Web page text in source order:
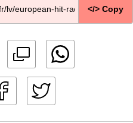
</> Copy